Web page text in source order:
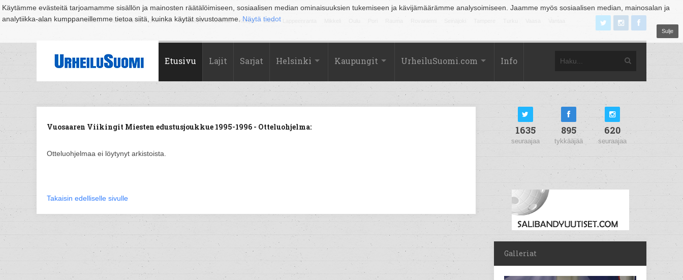
Käytämme evästeitä tarjoamamme sisällön ja mainosten räätälöimiseen, sosiaalisen median ominaisuuksien tukemiseen ja kävijämäärämme analysoimiseen. Jaamme myös sosiaalisen median, mainosalan ja
analytiikka-alan kumppaneillemme tietoa siitä, kuinka käytät sivustoamme. Näytä tiedot
Sulje
Suomi Espoo Helsinki Hämeenlinna Joensuu Jyväskylä Kouvola Kuopio Lahti
Etusivu Lajit Sarjat Helsinki Kaupungit UrheiluSuomi.com Info
Vuosaaren Viikingit Miesten edustusjoukkue 1995-1996 - Otteluohjelma:
Otteluohjelmaa ei löytynyt arkistoista.
Takaisin edelliselle sivulle
1635
seuraajaa
895
tykkääjää
620
seuraajaa
Galleriat